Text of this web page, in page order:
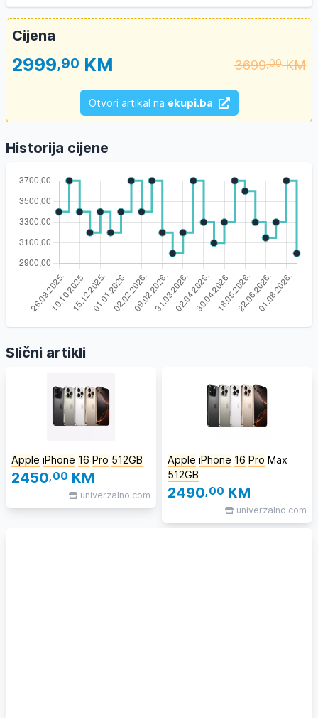
Cijena
2999,90 KM 3699,00KM
Otvori artikal na ekupi.ba
Historija cijene
Slični artikli
Apple iPhone 16 Pro 512GB
2450,00 KM
univerzalno.com
Apple iPhone 16 Pro Max
512GB
2490,00 KM
univerzalno.com